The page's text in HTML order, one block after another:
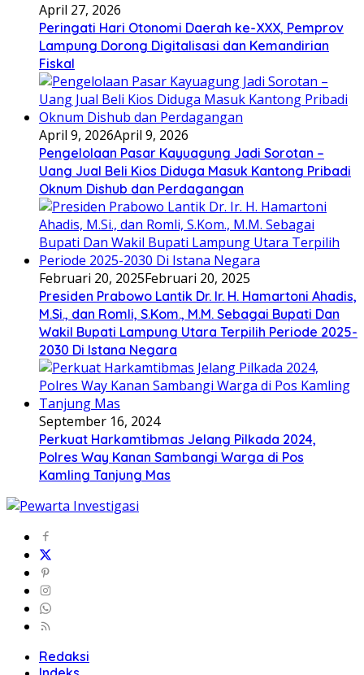
April 27, 2026
Peringati Hari Otonomi Daerah ke-XXX, Pemprov
Lampung Dorong Digitalisasi dan Kemandirian
Fiskal
April 9, 2026April 9, 2026
Pengelolaan Pasar Kayuagung Jadi Sorotan –
Uang Jual Beli Kios Diduga Masuk Kantong Pribadi
Oknum Dishub dan Perdagangan
Februari 20, 2025Februari 20, 2025
Presiden Prabowo Lantik Dr. Ir. H. Hamartoni Ahadis,
M.Si., dan Romli, S.Kom., M.M. Sebagai Bupati Dan
Wakil Bupati Lampung Utara Terpilih Periode 2025-
2030 Di Istana Negara
September 16, 2024
Perkuat Harkamtibmas Jelang Pilkada 2024,
Polres Way Kanan Sambangi Warga di Pos
Kamling Tanjung Mas
Redaksi